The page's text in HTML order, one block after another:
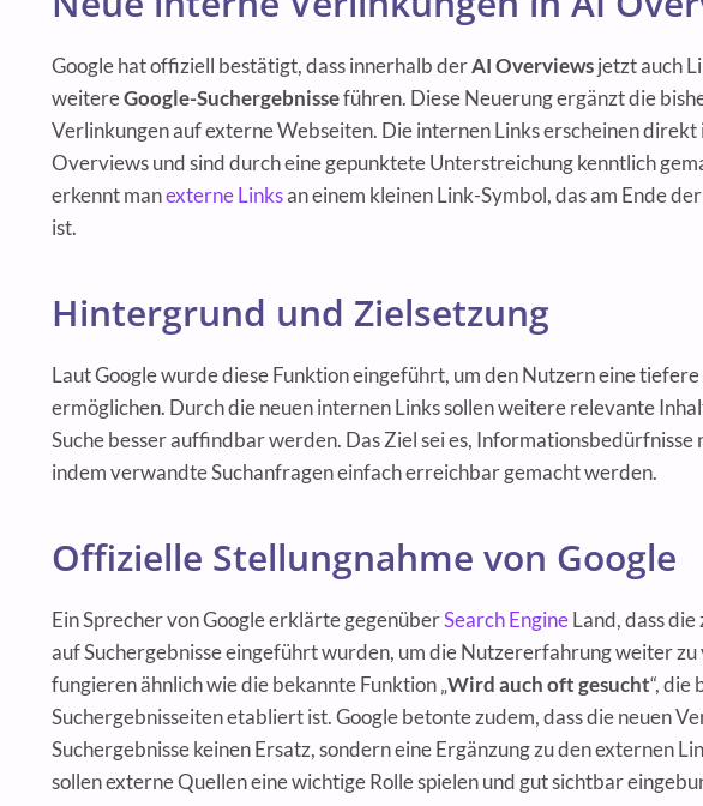
Google hat offiziell bestätigt, dass innerhalb derAI Overviewsjetzt auch
weitereGoogle-Suchergebnisseführen. Diese Neuerung ergänzt die
Verlinkungen auf externe Webseiten. Die internen Links erscheinen
Overviews und sind durch eine gepunktete Unterstreichung kenntlich
erkennt manexterne Linksan einem kleinen Link-Symbol, das am Ende
ist.
Hintergrund und Zielsetzung
Laut Google wurde diese Funktion eingeführt, um den Nutzern eine
ermöglichen. Durch die neuen internen Links sollen weitere relevante
Suche besser auffindbar werden. Das Ziel sei es, Informationsbedürfnisse
indem verwandte Suchanfragen einfach erreichbar gemacht werden.
Offizielle Stellungnahme von Google
Ein Sprecher von Google erklärte gegenüberSearch EngineLand, dass
auf Suchergebnisse eingeführt wurden, um die Nutzererfahrung weiter zu
fungieren ähnlich wie die bekannte Funktion „Wird auch oft gesucht“, die
Suchergebnisseiten etabliert ist. Google betonte zudem, dass die neuen
Suchergebnisse keinen Ersatz, sondern eine Ergänzung zu den externen
sollen externe Quellen eine wichtige Rolle spielen und gut sichtbar